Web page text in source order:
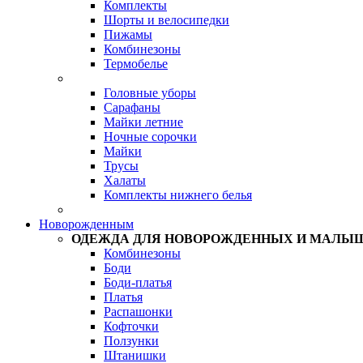
Комплекты
Шорты и велосипедки
Пижамы
Комбинезоны
Термобелье
Головные уборы
Сарафаны
Майки летние
Ночные сорочки
Майки
Трусы
Халаты
Комплекты нижнего белья
Новорожденным
ОДЕЖДА ДЛЯ НОВОРОЖДЕННЫХ И
Комбинезоны
Боди
Боди-платья
Платья
Распашонки
Кофточки
Ползунки
Штанишки